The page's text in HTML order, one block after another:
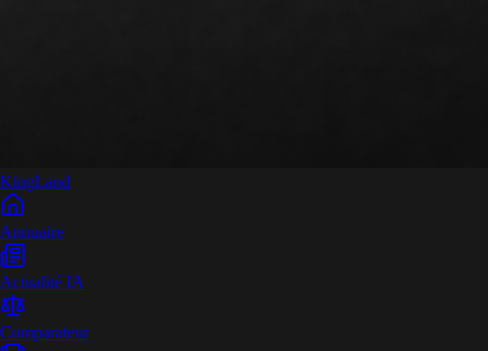
KingLand
Annuaire
Actualité IA
Comparateur